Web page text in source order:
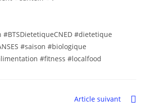
#dietetique
#saison #biologique
#fitness #localfood
Article suivant